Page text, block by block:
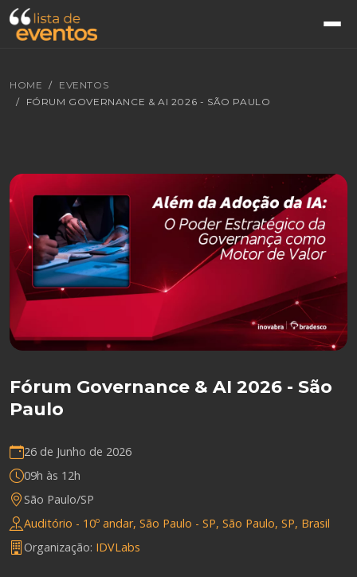
HOME
EVENTOS
FÓRUM GOVERNANCE & AI 2026 - SÃO PAULO
Fórum Governance & AI 2026 - São
Paulo
26 de Junho de 2026
09h às 12h
São Paulo/SP
Auditório - 10º andar, São Paulo - SP, São Paulo, SP, Brasil
Organização: IDVLabs